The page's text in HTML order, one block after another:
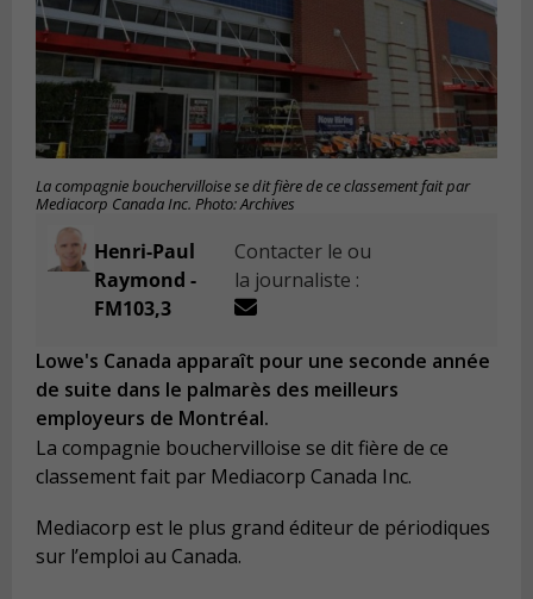
La compagnie bouchervilloise se dit fière de ce classement fait par
Mediacorp Canada Inc. Photo: Archives
Henri-Paul
Raymond -
FM103,3
Contacter le ou
la journaliste :
Lowe's Canada apparaît pour une seconde année
de suite dans le palmarès des meilleurs
employeurs de Montréal.
La compagnie bouchervilloise se dit fière de ce
classement fait par Mediacorp Canada Inc.
Mediacorp est le plus grand éditeur de périodiques
sur l’emploi au Canada.